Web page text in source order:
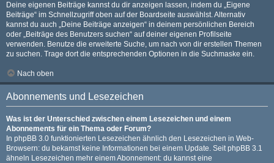
Deine eigenen Beiträge kannst du dir anzeigen lassen, indem du „Eigene
Beiträge“ im Schnellzugriff oben auf der Boardseite auswählst. Alternativ
kannst du auch „Deine Beiträge anzeigen“ in deinem persönlichen Bereich
oder „Beiträge des Benutzers suchen“ auf deiner eigenen Profilseite
verwenden. Benutze die erweiterte Suche, um nach von dir erstellen Themen
zu suchen. Trage dort die entsprechenden Optionen in die Suchmaske ein.
Nach oben
Abonnements und Lesezeichen
Was ist der Unterschied zwischen einem Lesezeichen und einem
Abonnements für ein Thema oder Forum?
In phpBB 3.0 funktionierten Lesezeichen ähnlich den Lesezeichen in Web-
Browsern: du bekamst keine Informationen bei einem Update. Seit phpBB 3.1
ähneln Lesezeichen mehr einem Abonnement: du kannst eine